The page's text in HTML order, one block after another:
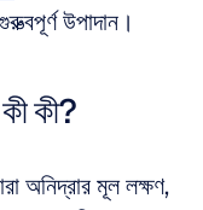
উপাদান।
কী?
অনিদ্রার মূল লক্ষণ,